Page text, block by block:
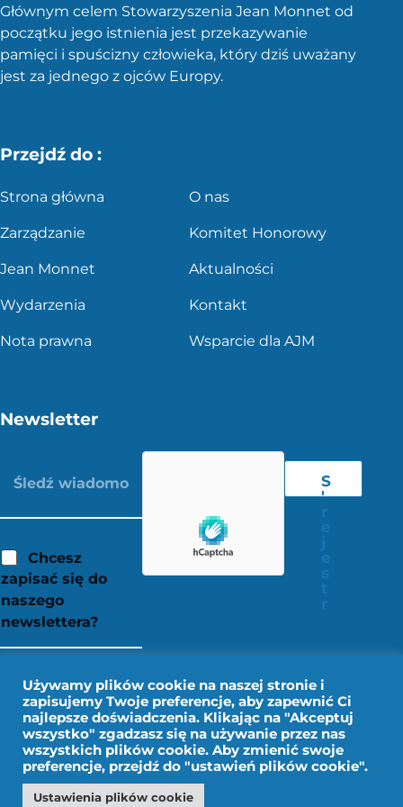
Głównym celem Stowarzyszenia Jean Monnet od
początku jego istnienia jest przekazywanie
pamięci i spuścizny człowieka, który dziś uważany
jest za jednego z ojców Europy.
Przejdź do :
Strona główna O nas
Zarządzanie Komitet Honorowy
Jean Monnet Aktualności
Wydarzenia Kontakt
Nota prawna Wsparcie dla AJM
Newsletter
Chcesz
zapisać się do
naszego
newslettera?
S
'
Nota prawna
Używamy plików cookie na naszej stronie i
zapisujemy Twoje preferencje, aby zapewnić Ci
najlepsze doświadczenia. Klikając na "Akceptuj
wszystko" zgadzasz się na używanie przez nas
wszystkich plików cookie. Aby zmienić swoje
preferencje, przejdź do "ustawień plików cookie".
Ustawienia plików cookie